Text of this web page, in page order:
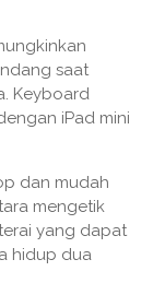
saat
Keyboard
iPad mini
dan mudah
mengetik
yang dapat
hidup dua